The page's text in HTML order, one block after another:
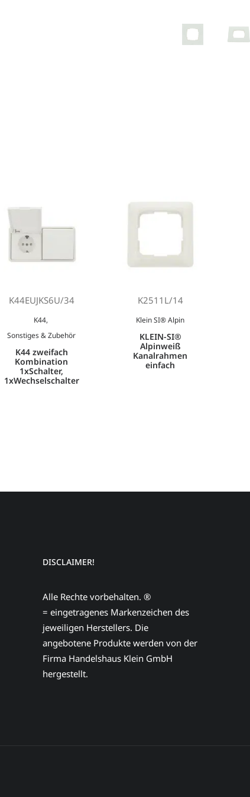
K44EUJKS6U/34
K44,
Sonstiges & Zubehör
K44 zweifach
Kombination
1xSchalter,
1xWechselschalter
K2511L/14
Klein SI® Alpin
KLEIN-SI®
Alpinweiß
Kanalrahmen
einfach
DISCLAIMER!
Alle Rechte vorbehalten. ®
= eingetragenes Markenzeichen des
jeweiligen Herstellers. Die
angebotene Produkte werden von der
Firma Handelshaus Klein GmbH
hergestellt.